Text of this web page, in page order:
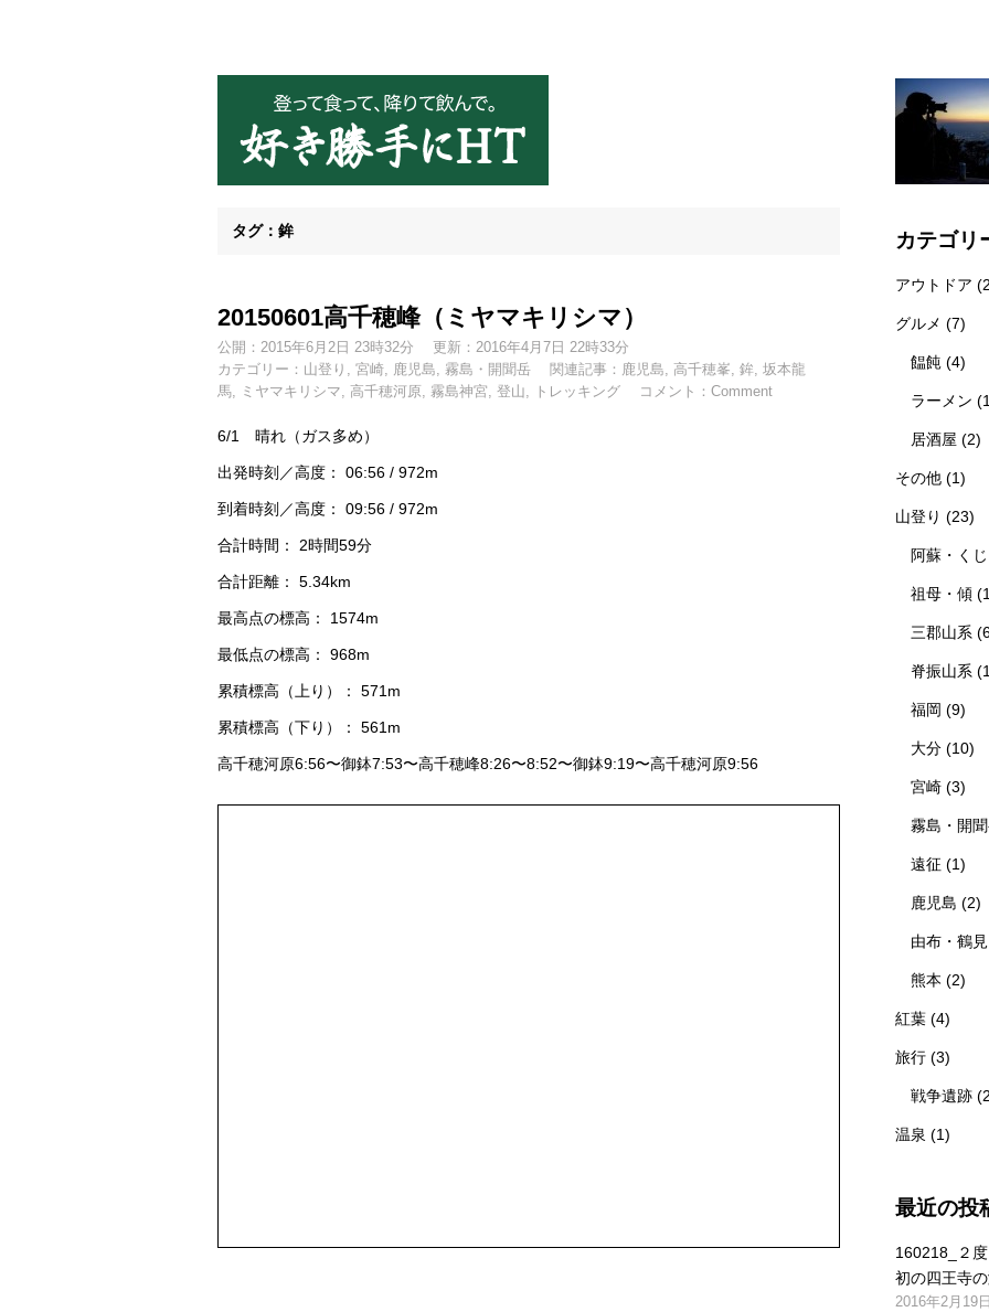
タグ：鉾
20150601高千穂峰（ミヤマキリシマ）
公開：2015年6月2日 23時32分
更新：2016年4月7日 22時33分
カテゴリー： 山登り , 宮崎, 鹿児島, 霧島・開聞岳 関連記事： 鹿児島, 高千穂峯, 鉾, 坂本龍
馬, ミヤマキリシマ, 高千穂河原, 霧島神宮, 登山, トレッキング コメント： Comment
6/1 晴れ（ガス多め）
出発時刻／高度： 06:56 / 972m
到着時刻／高度： 09:56 / 972m
合計時間： 2時間59分
合計距離： 5.34km
最高点の標高： 1574m
最低点の標高： 968m
累積標高（上り）： 571m
累積標高（下り）： 561m
高千穂河原6:56〜御鉢7:53〜高千穂峰8:26〜8:52〜御鉢9:19〜高千穂河原9:56
カテゴリ
アウトドア
グルメ (7)
饂飩 (4)
ラーメン
居酒屋 (2)
その他 (1)
山登り (23)
阿蘇・く
祖母・傾
三郡山系
脊振山系
福岡 (9)
大分 (10)
宮崎 (3)
霧島・開
遠征 (1)
鹿児島 (2)
由布・鶴見
熊本 (2)
紅葉 (4)
旅行 (3)
戦争遺跡
温泉 (1)
最近の投
160218_２
初の四王寺
2016年2月19日